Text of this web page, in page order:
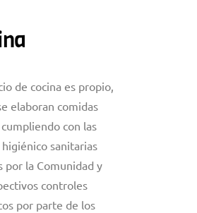
de cocina es propio,
elaboran comidas
cumpliendo con las
sanitarias
por la Comunidad y
controles
por parte de los